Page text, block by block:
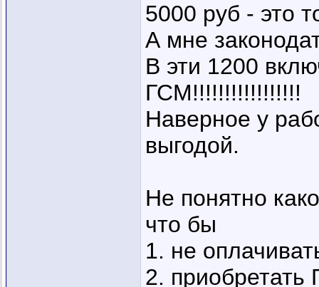
5000 руб - это
А мне
В эти 1200
ГСМ!!!!!!!!!!!!!!!!!
Наверное у
выгодой.
Не понятно
что бы
1. не
2.